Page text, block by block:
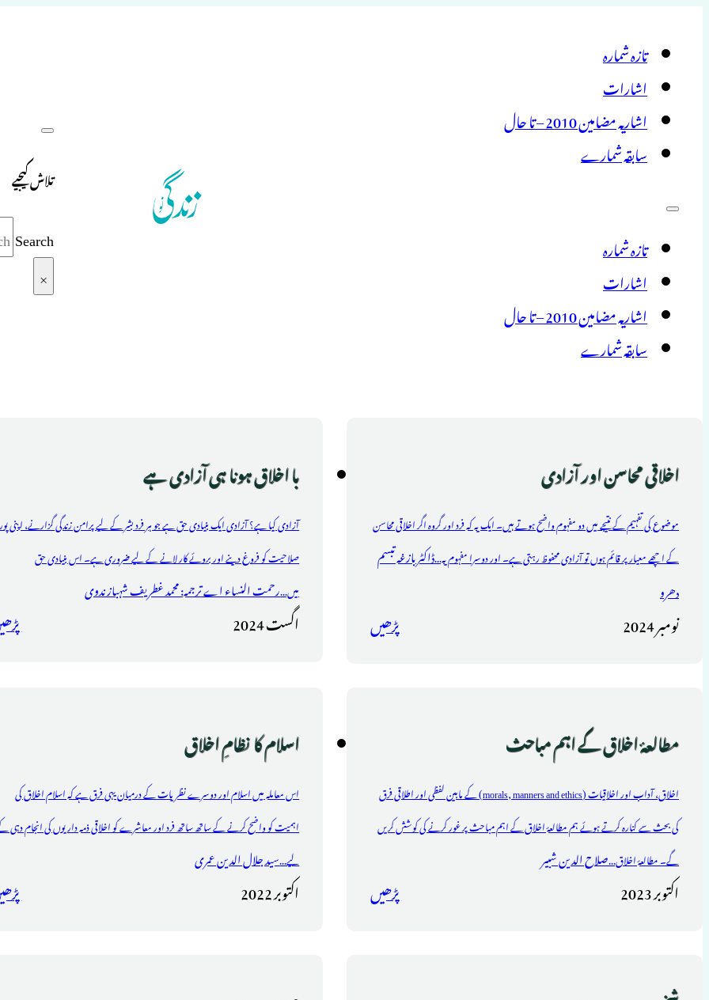
تازہ شمارہ
اشارات
اشاریہ مضامین 2010 – تا حال
سابقہ شمارے
تازہ شمارہ
اشارات
اشاریہ مضامین 2010 – تا حال
سابقہ شمارے
تلاش کیجیے
Search
×
اخلاقی محاسن اور آزادی
موضوع کی تفہیم کے نتیجے میں دو مفہوم واضح ہوتے ہیں۔ ایک یہ کہ فرد اور گروہ اگر اخلاقی محاسن
کے اچھے معیار پر قائم ہوں تو آزادی محفوظ رہتی ہے۔ اور دوسرا مفہوم یہ...ڈاکٹر بازغہ تبسم
دھرو
نومبر 2024 پڑھیں
با اخلاق ہونا ہی آزادی ہے
آزادی کیا ہے؟ آزادی ایک بنیادی حق ہے جو ہر فرد بشر کے لیے پرامن زندگی گزارنے، اپنی
صلاحیت کو فروغ دینے اور بروئے کار لانے کے لیے ضروری ہے۔ اس بنیادی حق
میں...رحمت النساء اے ترجمہ: محمد غطریف شہباز ندوی
اگست 2024
مطالعۂ اخلاق کے اہم مباحث
اخلاق، آداب اور اخلاقیات (morals, manners and ethics) کے مابین لفظی اور اطلاقی فرق
کی بحث سے کنارہ کرتے ہوئے ہم مطالعۂ اخلاق کے اہم مباحث پر غور کرنے کی کوشش کریں
گے۔ مطالعۂ اخلاق...صلاح الدین شبیر
اکتوبر 2023 پڑھیں
اسلام کا نظامِ اخلاق
اس معاملہ میں اسلام اور دوسرے نظریات کے درمیان یہی فرق ہے کہ اسلام اخلاق کی
اہمیت کو واضح کرنے کے ساتھ ساتھ فرد اور معاشرے کو اخلاقی ذمہ داریوں کی انجام دہی
لیے...سید جلال الدین عمری
اکتوبر 2022